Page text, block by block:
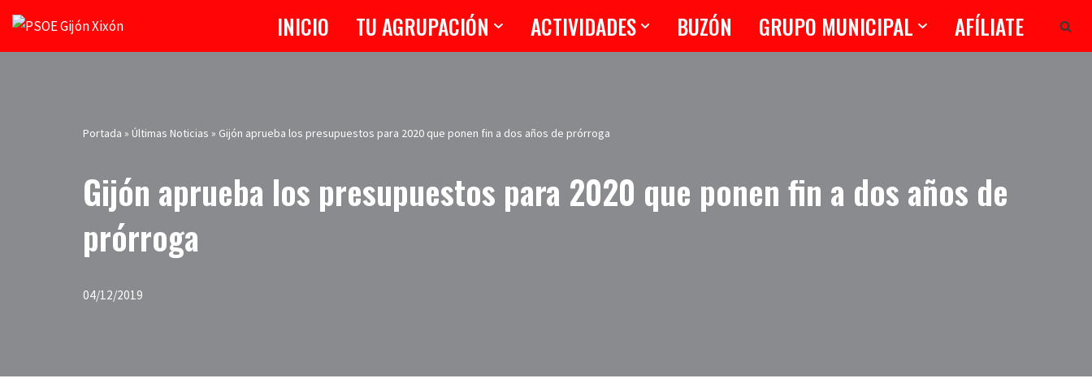
INICIO TU AGRUPACIÓN ACTIVIDADES BUZÓN GRUPO MUNICIPAL AFÍLIATE
Portada » Últimas Noticias » Gijón aprueba los presupuestos para 2020 que ponen fin a dos años de prórroga
Gijón aprueba los presupuestos para 2020 que ponen fin a dos años de
prórroga
04/12/2019